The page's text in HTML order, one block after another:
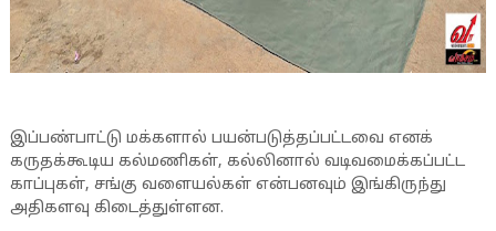
இப்பண்பாட்டு மக்களால் பயன்படுத்தப்பட்டவை எனக்
கருதக்கூடிய கல்மணிகள், கல்லினால் வடிவமைக்கப்பட்ட
காப்புகள், சங்கு வளையல்கள் என்பனவும் இங்கிருந்து
அதிகளவு கிடைத்துள்ளன.